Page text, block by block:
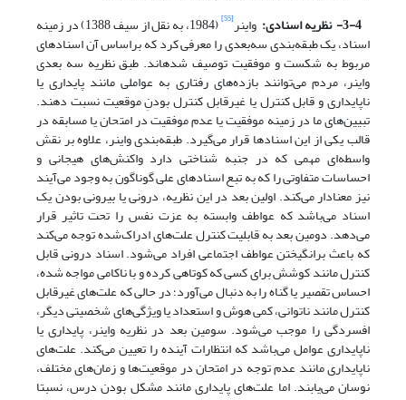
واینر[55] (1984، به نقل از سیف 1388) در زمینه
اسناد، یک طبقه‌بندی سه‌بعدی را معرفی کرد که براساس آن اسنادهای
مربوط به شکست و موفقیت توصیف شده­اند. طبق نظریه سه ‌بعدی
واینر، مردم می‌توانند بازده‌های رفتاری به عواملی مانند پایداری یا
ناپایداری و قابل کنترل یا غیرقابل کنترل بودنِ موقعیت نسبت دهند.
تبیین‌های ما در زمینه موفقیت یا عدم موفقیت در امتحان یا مسابقه در
قالب یکی از این اسنادها قرار می‌گیرد. طبقه‌بندی واینر، علاوه بر نقش
واسطه‌ای مهمی که در جنبه شناختی دارد واکنش‌های هیجانی و
احساسات متفاوتی را که به تبع اسنادهای علی گوناگون به وجود می‌آیند
نیز معنادار می‌کند. اولین بعد در این نظریه، درونی یا بیرونی بودن یک
اسناد می‌باشد که عواطف وابسته به عزت نفس را تحت تاثیر قرار
می‌دهد. دومین بعد به قابلیت کنترل علت‌های ادراک‌شده توجه می‌کند
که باعث برانگیختن عواطف اجتماعی افراد می‌شود. اسناد درونی قابل
کنترل مانند کوشش برای کسی که کوتاهی کرده و با ناکامی مواجه شده،
احساس تقصیر یا گناه را به دنبال می‌آورد؛ در حالی که علت‌های غیرقابل
کنترل مانند ناتوانی، کمی هوش و استعداد یا ویژگی‌های شخصیتی دیگر،
افسردگی را موجب می‌شود. سومین بعد در نظریه واینر، پایداری یا
ناپایداری عوامل می‌باشد که انتظارات آینده را تعیین می‌کند. علت‌های
ناپایداری مانند عدم توجه در امتحان در موقعیت‌ها و زمان‌های مختلف،
نوسان می‌یابند. اما علت‌های پایداری مانند مشکل بودن درس، نسبتا